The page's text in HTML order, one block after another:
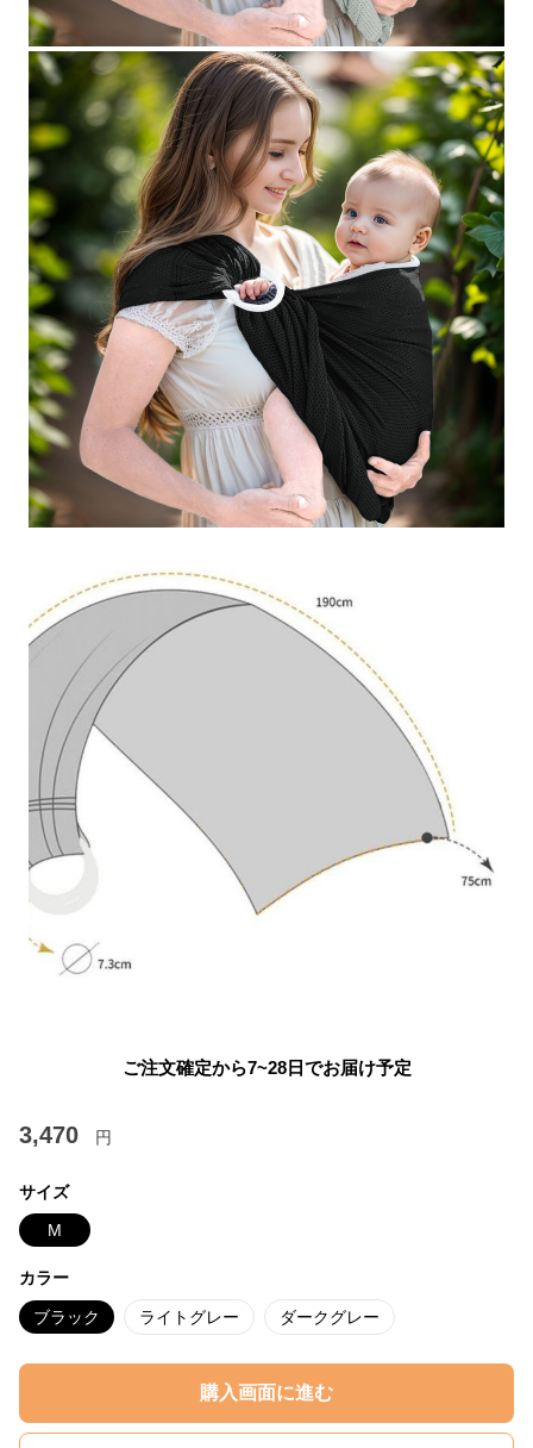
ご注文確定から7~28日でお届け予定
3,470 円
サイズ
M
カラー
ブラック ライトグレー ダークグレー
購入画面に進む